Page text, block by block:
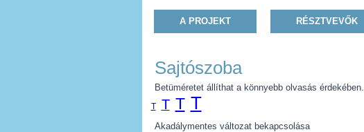
A PROJEKT RÉSZTVEVŐK
Sajtószoba
Betüméretet állíthat a könnyebb olvasás érdekében.
T T T T
Akadálymentes változat bekapcsolása